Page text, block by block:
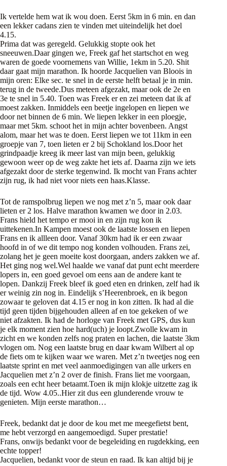
Ik vertelde hem wat ik wou doen. Eerst 5km in 6 min. en dan
een lekker cadans zien te vinden met uiteindelijk het doel
4.15.
Prima dat was geregeld. Gelukkig stopte ook het
sneeuwen.Daar gingen we, Freek gaf het startschot en weg
waren de goede voornemens van Willie, 1ekm in 5.20. Shit
daar gaat mijn marathon. Ik hoorde Jacquelien van Bloois in
mijn oren: Elke sec. te snel in de eerste helft betaal je in min.
terug in de tweede.Dus meteen afgezakt, maar ook de 2e en
3e te snel in 5.40. Toen was Freek er en zei meteen dat ik af
moest zakken. Inmiddels een beetje ingelopen en liepen we
door net binnen de 6 min. We liepen lekker in een ploegje,
maar met 5km. schoot het in mijn achter bovenbeen. Angst
alom, maar het was te doen. Eerst liepen we tot 11km in een
groepje van 7, toen lieten er 2 bij Schokland los.Door het
grindpaadje kreeg ik meer last van mijn been, gelukkig
gewoon weer op de weg zakte het iets af. Daarna zijn we iets
afgezakt door de sterke tegenwind. Ik mocht van Frans achter
zijn rug, ik had niet voor niets een haas.Klasse.
Tot de ramspolbrug liepen we nog met z’n 5, maar ook daar
lieten er 2 los. Halve marathon kwamen we door in 2.03.
Frans hield het tempo er mooi in en zijn rug kon ik
uittekenen.In Kampen moest ook de laatste lossen en liepen
Frans en ik allleen door. Vanaf 30km had ik er een zwaar
hoofd in of we dit tempo nog konden volhouden. Frans zei,
zolang het je geen moeite kost doorgaan, anders zakken we af.
Het ging nog wel.Wel haalde we vanaf dat punt echt meerdere
lopers in, een goed gevoel om eens aan de andere kant te
lopen. Dankzij Freek bleef ik goed eten en drinken, zelf had ik
er weinig zin nog in. Eindelijk s’Heerenbroek, en ik begon
zowaar te geloven dat 4.15 er nog in kon zitten. Ik had al die
tijd geen tijden bijgehouden alleen af en toe gekeken of we
niet afzakten. Ik had de horloge van Freek met GPS, dus kun
je elk moment zien hoe hard(uch) je loopt.Zwolle kwam in
zicht en we konden zelfs nog praten en lachen, die laatste 3km
vlogen om. Nog een laatste brug en daar kwam Wilbert al op
de fiets om te kijken waar we waren. Met z’n tweetjes nog een
laatste sprint en met veel aanmoedigingen van alle urkers en
Jacquelien met z’n 2 over de finish. Frans liet me voorgaan,
zoals een echt heer betaamt.Toen ik mijn klokje uitzette zag ik
de tijd. Wow 4.05..Hier zit dus een glunderende vrouw te
genieten. Mijn eerste marathon…
Freek, bedankt dat je door de kou met me meegefietst bent,
me hebt verzorgd en aangemoedigd. Super prestatie!
Frans, onwijs bedankt voor de begeleiding en rugdekking, een
echte topper!
Jacquelien, bedankt voor de steun en raad. Ik kan altijd bij je